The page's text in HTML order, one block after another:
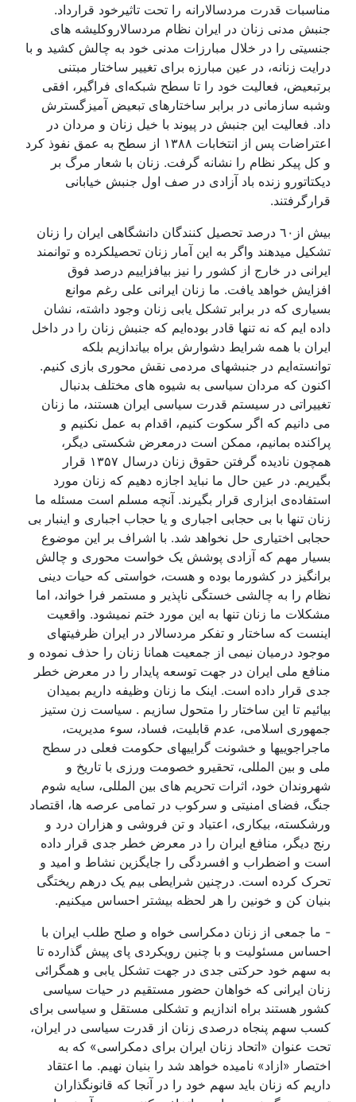
مناسبات قدرت مردسالارانە را تحت تاثيرخود قرارداد.
جنبش مدنی زنان در ايران نظام مردسالاروکليشه های
جنسيتی را در خلال مبارزات مدنی خود به چالش کشيد و با
درايت زنانه، در عين مبارزه برای تغيير ساختار مبتنی
برتبعيض، فعاليت خود را تا سطح شبکەای فراگير، افقی
وشبه سازمانی در برابر ساختارهای تبعيض آميزگسترش
داد. فعاليت اين جنبش در پيوند با خيل زنان و مردان در
اعتراضات پس از انتخابات ۱۳۸۸ از سطح به عمق نفوذ کرد
و کل پيکر نظام را نشانه گرفت. زنان با شعار مرگ بر
ديکتاتورو زنده باد آزادی در صف اول جنبش خيابانی
قرارگرفتند.
بيش از٦٠ درصد تحصيل کنندگان دانشگاهی ايران را زنان
تشکيل ميدهند واگر به اين آمار زنان تحصيلکرده و توانمند
ايرانی در خارج از کشور را نيز بيافزاييم درصد فوق
افزايش خواهد يافت. ما زنان ايرانی علی رغم موانع
بسياری کە در برابر تشکل يابی زنان وجود داشته، نشان
داده ايم که نە تنها قادر بودەايم کە جنبش زنان را در داخل
ايران با همە شرايط دشوارش براه بياندازيم بلکە
توانستەايم در جنبشهای مردمی نقش محوری بازی کنيم.
اکنون کە مردان سياسی بە شيوه های مختلف بدنبال
تغييراتی در سيستم قدرت سياسی ايران هستند، ما زنان
می دانيم کە اگر سکوت کنيم، اقدام به عمل نکنيم و
پراکندە بمانيم، ممکن است درمعرض شکستی ديگر،
همچون ناديدە گرفتن حقوق زنان درسال ۱۳۵۷ قرار
بگيريم. در عين حال ما نبايد اجازە دهيم کە زنان مورد
استفادەی ابزاری قرار بگيرند. آنچه مسلم است مسئلە ما
زنان تنها با بی حجابی اجباری و يا حجاب اجباری و اينبار بی
حجابی اختياری حل نخواهد شد. با اشراف بر اين موضوع
بسيار مهم که آزادی پوشش يک خواست محوری و چالش
برانگيز در کشورما بوده و هست، خواستی که حيات دينی
نظام را به چالشی خستگی ناپذير و مستمر فرا خواند، اما
مشکلات ما زنان تنها به اين مورد ختم نميشود. واقعيت
اينست که ساختار و تفکر مردسالار در ايران ظرفيتهای
موجود درميان نيمی از جمعيت همانا زنان را حذف نموده و
منافع ملی ايران در جهت توسعه پايدار را در معرض خطر
جدی قرار داده است. اينک ما زنان وظيفه داريم بميدان
بيائيم تا اين ساختار را متحول سازيم . سياست زن ستيز
جمهوری اسلامی، عدم قابليت، فساد، سوء مديريت،
ماجراجوييها و خشونت گراييهای حکومت فعلی در سطح
ملی و بين المللی، تحقيرو خصومت ورزی با تاريخ و
شهروندان خود، اثرات تحريم های بين المللی، سايه شوم
جنگ، فضای امنيتی و سرکوب در تمامی عرصه ها، اقتصاد
ورشکستە، بيکاری، اعتياد و تن فروشی و هزاران درد و
رنج ديگر، منافع ايران را در معرض خطر جدی قرار داده
است و اضطراب و افسردگی را جايگزين نشاط و اميد و
تحرک کرده است. درچنين شرايطی بيم يک درهم ريختگی
بنيان کن و خونين را هر لحظه بيشتر احساس ميکنيم.
- ما جمعی از زنان دمکراسی خواه و صلح طلب ايران با
احساس مسئوليت و با چنين رويکردی پای پيش گذارده تا
به سهم خود حرکتی جدی در جهت تشکل يابی و همگرائی
زنان ايرانی که خواهان حضور مستقيم در حيات سياسی
کشور هستند براه اندازيم و تشکلی مستقل و سياسی برای
کسب سهم پنجاه درصدی زنان از قدرت سياسی در ايران،
تحت عنوان «اتحاد زنان ايران برای دمکراسی» کە بە
اختصار «ازاد» ناميدە خواهد شد را بنيان نهيم. ما اعتقاد
داريم که زنان بايد سهم خود را در آنجا که قانونگذاران